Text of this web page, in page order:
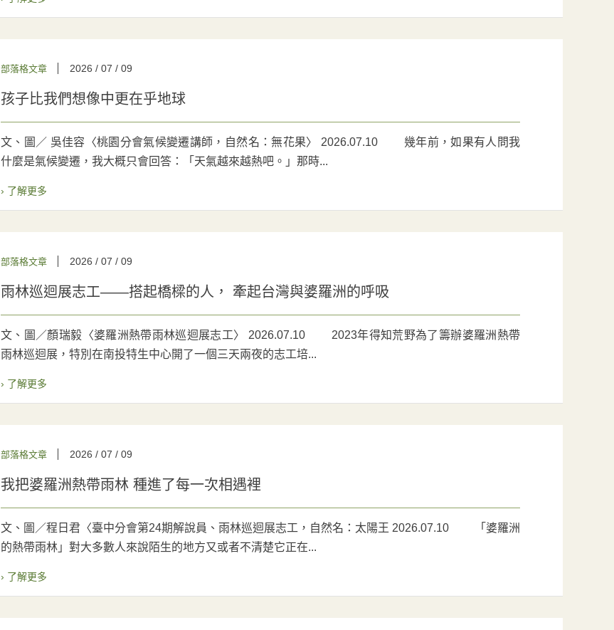
部落格文章 2026 / 07 / 09
孩子比我們想像中更在乎地球
文、圖／ 吳佳容〈桃園分會氣候變遷講師，自然名：無花果〉 2026.07.10 幾年前，如果有人問我
什麼是氣候變遷，我大概只會回答：「天氣越來越熱吧。」那時...
› 了解更多
部落格文章 2026 / 07 / 09
雨林巡迴展志工——搭起橋樑的人， 牽起台灣與婆羅洲的呼吸
文、圖／顏瑞毅〈婆羅洲熱帶雨林巡迴展志工〉 2026.07.10 2023年得知荒野為了籌辦婆羅洲熱帶
雨林巡迴展，特別在南投特生中心開了一個三天兩夜的志工培...
› 了解更多
部落格文章 2026 / 07 / 09
我把婆羅洲熱帶雨林 種進了每一次相遇裡
文、圖／程日君〈臺中分會第24期解說員、雨林巡迴展志工，自然名：太陽王 2026.07.10 「婆羅洲
的熱帶雨林」對大多數人來說陌生的地方又或者不清楚它正在...
› 了解更多